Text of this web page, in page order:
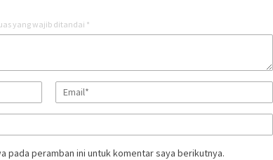
yang wajib ditandai *
pada peramban ini untuk komentar saya berikutnya.